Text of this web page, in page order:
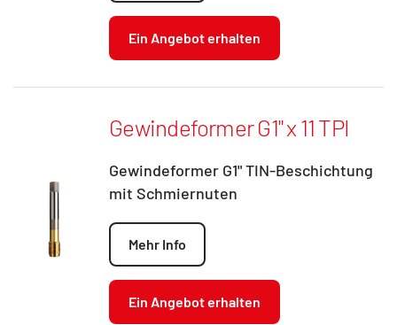
Ein Angebot erhalten
Gewindeformer G1" x 11 TPI
Gewindeformer G1" TIN-Beschichtung
mit Schmiernuten
Mehr Info
Ein Angebot erhalten